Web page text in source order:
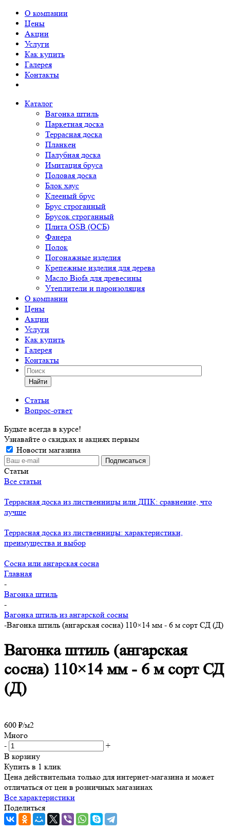
О компании
Цены
Акции
Услуги
Как купить
Галерея
Контакты
Каталог
Вагонка штиль
Паркетная доска
Террасная доска
Планкен
Палубная доска
Имитация бруса
Половая доска
Блок хаус
Клееный брус
Брус строганный
Брусок строганный
Плита OSB (ОСБ)
Фанера
Полок
Погонажные изделия
Крепежные изделия для дерева
Масло Biofa для древесины
Утеплители и пароизоляция
О компании
Цены
Акции
Услуги
Как купить
Галерея
Контакты
Найти
Статьи
Вопрос-ответ
Будьте всегда в курсе!
Узнавайте о скидках и акциях первым
Новости магазина
Статьи
Все статьи
Террасная доска из лиственницы или ДПК: сравнение, что
лучше
Террасная доска из лиственницы: характеристики,
преимущества и выбор
Сосна или ангарская сосна
Главная
-
Вагонка штиль
-
Вагонка штиль из ангарской сосны
-Вагонка штиль (ангарская сосна) 110×14 мм - 6 м сорт СД (Д)
Вагонка штиль (ангарская
сосна) 110×14 мм - 6 м сорт СД
(Д)
600 ₽/м2
Много
-
+
В корзину
Купить в 1 клик
Цена действительна только для интернет-магазина и может
отличаться от цен в розничных магазинах
Все характеристики
Поделиться